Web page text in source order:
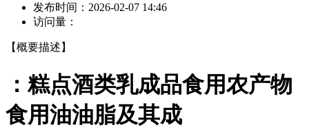
发布时间： 2026-02-07 14:46
访问量：
【概要描述】
：糕点酒类乳成品食用农产物
食用油油脂及其成